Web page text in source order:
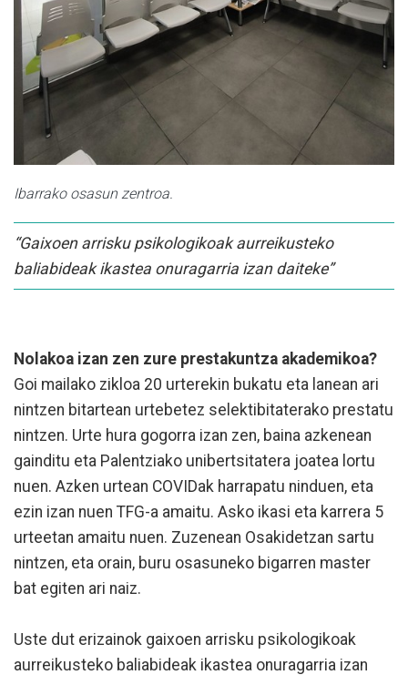
Ibarrako osasun zentroa.
“Gaixoen arrisku psikologikoak aurreikusteko
baliabideak ikastea onuragarria izan daiteke”
Nolakoa izan zen zure prestakuntza akademikoa?
Goi mailako zikloa 20 urterekin bukatu eta lanean ari
nintzen bitartean urtebetez selektibitaterako prestatu
nintzen. Urte hura gogorra izan zen, baina azkenean
gainditu eta Palentziako unibertsitatera joatea lortu
nuen. Azken urtean COVIDak harrapatu ninduen, eta
ezin izan nuen TFG-a amaitu. Asko ikasi eta karrera 5
urteetan amaitu nuen. Zuzenean Osakidetzan sartu
nintzen, eta orain, buru osasuneko bigarren master
bat egiten ari naiz.
Uste dut erizainok gaixoen arrisku psikologikoak
aurreikusteko baliabideak ikastea onuragarria izan